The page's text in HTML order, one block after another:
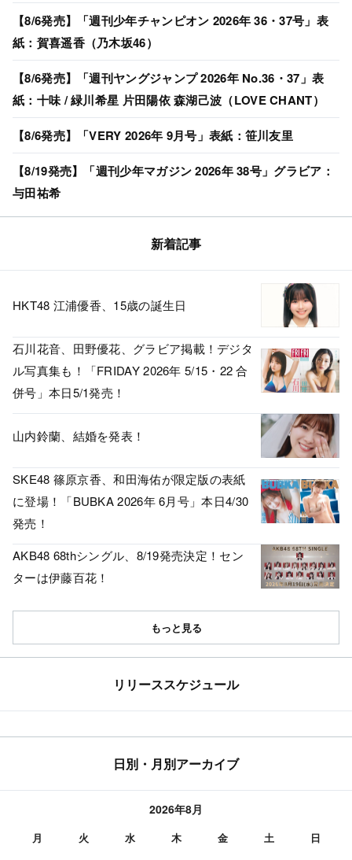
【8/6発売】「週刊少年チャンピオン 2026年 36・37号」表
紙：賀喜遥香（乃木坂46）
【8/6発売】「週刊ヤングジャンプ 2026年 No.36・37」表
紙：十味 / 緑川希星 片田陽依 森湖己波（LOVE CHANT）
【8/6発売】「VERY 2026年 9月号」表紙：笹川友里
【8/19発売】「週刊少年マガジン 2026年 38号」グラビア：
与田祐希
新着記事
HKT48 江浦優香、15歳の誕生日
石川花音、田野優花、グラビア掲載！デジタ
ル写真集も！「FRIDAY 2026年 5/15・22 合
併号」本日5/1発売！
山内鈴蘭、結婚を発表！
SKE48 篠原京香、和田海佑が限定版の表紙
に登場！「BUBKA 2026年 6月号」本日4/30
発売！
AKB48 68thシングル、8/19発売決定！セン
ターは伊藤百花！
もっと見る
リリーススケジュール
日別・月別アーカイブ
2026年8月
月 火 水 木 金 土 日